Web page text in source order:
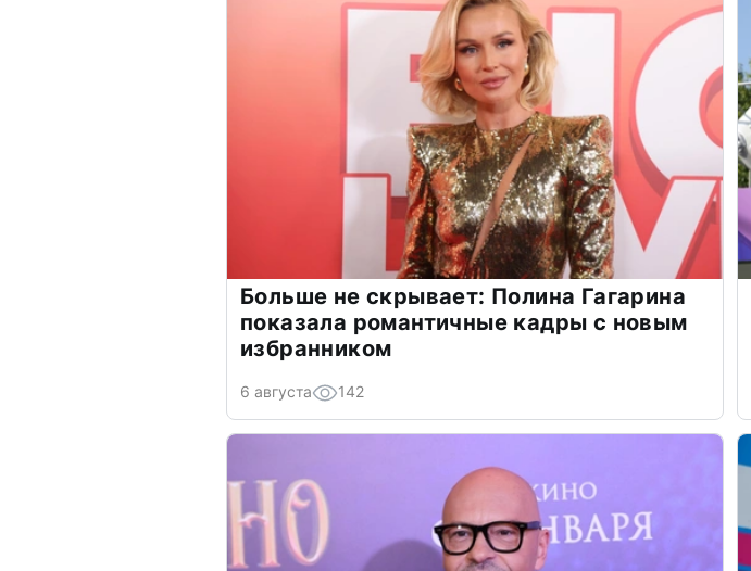
Больше не скрывает: Полина Гагарина
показала романтичные кадры с новым
избранником
6 августа 142